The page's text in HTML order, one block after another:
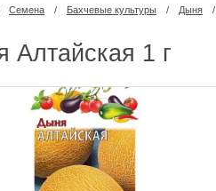
Семена / Бахчевые культуры / Дыня /
Алтайская 1 г